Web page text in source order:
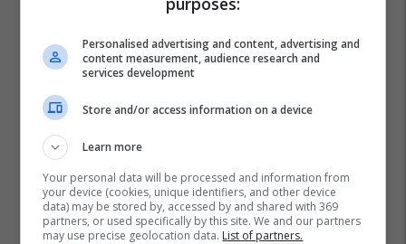
Personalised advertising and content, advertising and
content measurement, audience research and
services development
Store and/or access information on a device
Learn more
Your personal data will be processed and information from
your device (cookies, unique identifiers, and other device
data) may be stored by, accessed by and shared with 369
partners, or used specifically by this site. We and our partners
may use precise geolocation data. List of partners.